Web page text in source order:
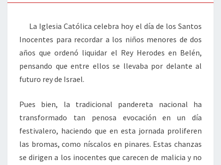
La Iglesia Católica celebra hoy el día de los Santos
Inocentes para recordar a los niños menores de dos
años que ordenó liquidar el Rey Herodes en Belén,
pensando que entre ellos se llevaba por delante al
futuro rey de Israel.
Pues bien, la tradicional pandereta nacional ha
transformado tan penosa evocación en un día
festivalero, haciendo que en esta jornada proliferen
las bromas, como níscalos en pinares. Estas chanzas
se dirigen a los inocentes que carecen de malicia y no